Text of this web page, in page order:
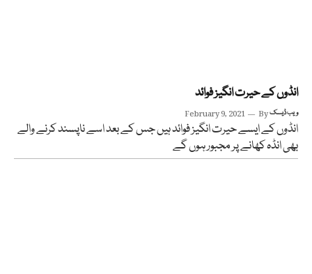
انڈوں کے حیرت انگیز فوائد
February 9, 2021 Byویب ڈیسک
انڈوں کے ایسے حیرت انگیز فوائد ہیں جس کے بعد اسے ناپسند کرنے والے
بھی انڈہ کھانے پر مجبور ہوں گے